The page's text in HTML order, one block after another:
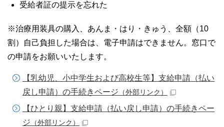
受給者証の提示を忘れた
※治療用装具の購入、あんま・はり・きゅう、全額（10
割）自己負担した場合は、電子申請はできません。窓口で
の申請をお願いいたします。
【乳幼児、小中学生および高校生等】支給申請（払い
戻し申請）の手続きページ （外部リンク）
【ひとり親】支給申請（払い戻し申請）の手続きペー
ジ （外部リンク）